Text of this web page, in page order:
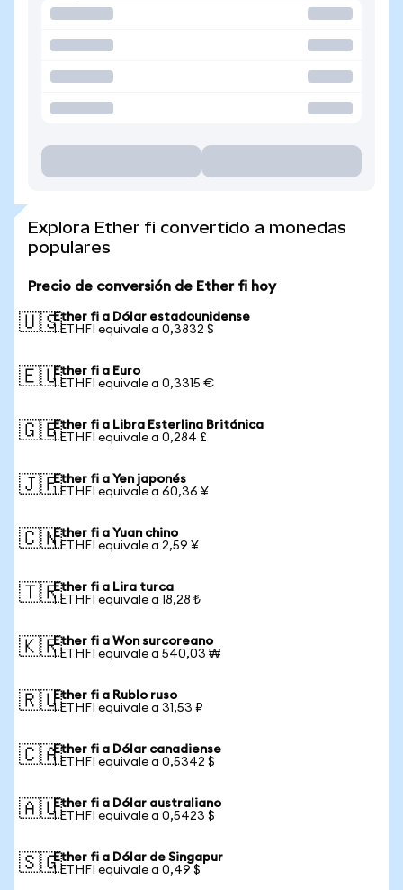
Explora Ether fi convertido a monedas
populares
Precio de conversión de Ether fi hoy
🇺🇸Ether fi a Dólar estadounidense
1 ETHFI equivale a 0,3832 $
🇪🇺Ether fi a Euro
1 ETHFI equivale a 0,3315 €
🇬🇧Ether fi a Libra Esterlina Británica
1 ETHFI equivale a 0,284 £
🇯🇵Ether fi a Yen japonés
1 ETHFI equivale a 60,36 ¥
🇨🇳Ether fi a Yuan chino
1 ETHFI equivale a 2,59 ¥
🇹🇷Ether fi a Lira turca
1 ETHFI equivale a 18,28 ₺
🇰🇷Ether fi a Won surcoreano
1 ETHFI equivale a 540,03 ₩
🇷🇺Ether fi a Rublo ruso
1 ETHFI equivale a 31,53 ₽
🇨🇦Ether fi a Dólar canadiense
1 ETHFI equivale a 0,5342 $
🇦🇺Ether fi a Dólar australiano
1 ETHFI equivale a 0,5423 $
🇸🇬Ether fi a Dólar de Singapur
1 ETHFI equivale a 0,49 $